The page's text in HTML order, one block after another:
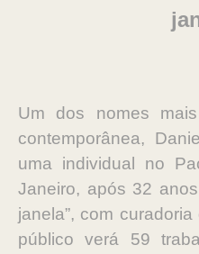
Um dos nomes
contemporânea,
uma individual no
Janeiro, após 32
janela”, com
público verá 59